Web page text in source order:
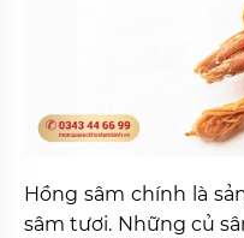
Hồng sâm chính là
sâm tươi. Những củ